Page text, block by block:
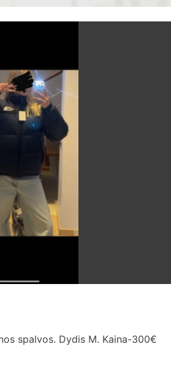
spalvos. Dydis M. Kaina-300€